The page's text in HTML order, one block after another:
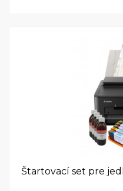
Štartovací set pre